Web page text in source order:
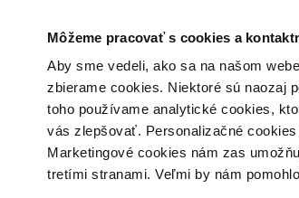
Môžeme pracovať s cookies a
Aby sme vedeli, ako sa na našom
zbierame cookies. Niektoré sú naozaj
toho používame analytické cookies,
vás zlepšovať. Personalizačné
Marketingové cookies nám zas
tretími stranami. Veľmi by nám
Poukážky Kontakt